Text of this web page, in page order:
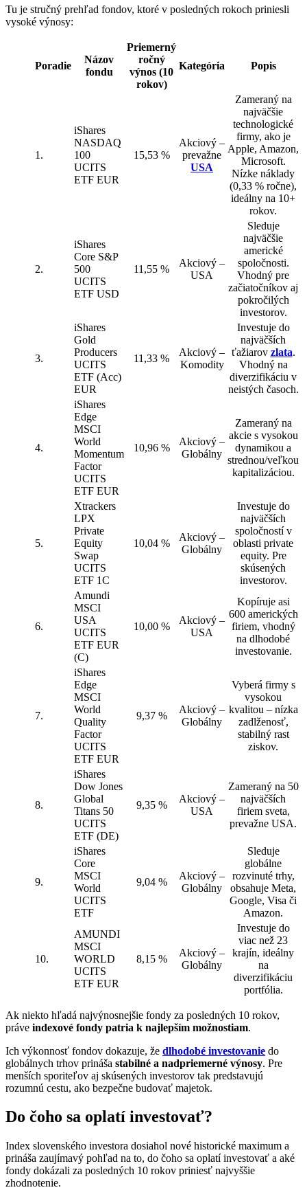
Tu je stručný prehľad fondov, ktoré v posledných rokoch priniesli
vysoké výnosy:
Poradie
Názov
fondu
Priemerný
ročný
výnos (10
rokov)
Kategória Popis
1.
iShares
NASDAQ
100
UCITS
ETF EUR
15,53 %
Akciový –
prevažne
USA
Zameraný na
najväčšie
technologické
firmy, ako je
Apple, Amazon,
Microsoft.
Nízke náklady
(0,33 % ročne),
ideálny na 10+
rokov.
2.
iShares
Core S&P
500
UCITS
ETF USD
11,55 %
Akciový –
USA
Sleduje
najväčšie
americké
spoločnosti.
Vhodný pre
začiatočníkov aj
pokročilých
investorov.
3.
iShares
Gold
Producers
UCITS
ETF (Acc)
EUR
11,33 %
Akciový –
Komodity
Investuje do
najväčších
ťažiarov zlata.
Vhodný na
diverzifikáciu v
neistých časoch.
4.
iShares
Edge
MSCI
World
Momentum
Factor
UCITS
ETF EUR
10,96 %
Akciový –
Globálny
Zameraný na
akcie s vysokou
dynamikou a
strednou/veľkou
kapitalizáciou.
5.
Xtrackers
LPX
Private
Equity
Swap
UCITS
ETF 1C
10,04 %
Akciový –
Globálny
Investuje do
najväčších
spoločností v
oblasti private
equity. Pre
skúsených
investorov.
6.
Amundi
MSCI
USA
UCITS
ETF EUR
(C)
10,00 %
Akciový –
USA
Kopíruje asi
600 amerických
firiem, vhodný
na dlhodobé
investovanie.
7.
iShares
Edge
MSCI
World
Quality
Factor
UCITS
ETF EUR
9,37 %
Akciový –
Globálny
Vyberá firmy s
vysokou
kvalitou – nízka
zadlženosť,
stabilný rast
ziskov.
8.
iShares
Dow Jones
Global
Titans 50
UCITS
ETF (DE)
9,35 %
Akciový –
USA
Zameraný na 50
najväčších
firiem sveta,
prevažne USA.
9.
iShares
Core
MSCI
World
UCITS
ETF
9,04 %
Akciový –
Globálny
Sleduje
globálne
rozvinuté trhy,
obsahuje Meta,
Google, Visa či
Amazon.
10.
AMUNDI
MSCI
WORLD
UCITS
ETF EUR
8,15 %
Akciový –
Globálny
Investuje do
viac než 23
krajín, ideálny
na
diverzifikáciu
portfólia.
Ak niekto hľadá najvýnosnejšie fondy za posledných 10 rokov,
práve indexové fondy patria k najlepším možnostiam.
Ich výkonnosť fondov dokazuje, že dlhodobé investovanie do
globálnych trhov prináša stabilné a nadpriemerné výnosy. Pre
menších sporiteľov aj skúsených investorov tak predstavujú
rozumnú cestu, ako bezpečne budovať majetok.
Do čoho sa oplatí investovať?
Index slovenského investora dosiahol nové historické maximum a
prináša zaujímavý pohľad na to, do čoho sa oplatí investovať a aké
fondy dokázali za posledných 10 rokov priniesť najvyššie
zhodnotenie.